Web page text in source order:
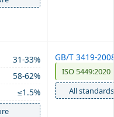
31-33%
58-62%
≤1.5%
GB/T 3419-
ISO 5449:2020
All standards